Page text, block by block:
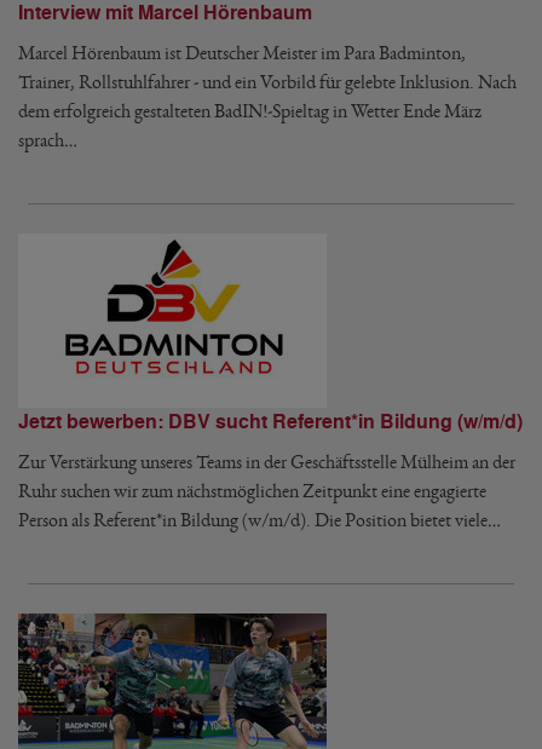
Interview mit Marcel Hörenbaum
Marcel Hörenbaum ist Deutscher Meister im Para Badminton,
Trainer, Rollstuhlfahrer - und ein Vorbild für gelebte Inklusion. Nach
dem erfolgreich gestalteten BadIN!-Spieltag in Wetter Ende März
sprach…
Jetzt bewerben: DBV sucht Referent*in Bildung (w/m/d)
Zur Verstärkung unseres Teams in der Geschäftsstelle Mülheim an der
Ruhr suchen wir zum nächstmöglichen Zeitpunkt eine engagierte
Person als Referent*in Bildung (w/m/d). Die Position bietet viele…